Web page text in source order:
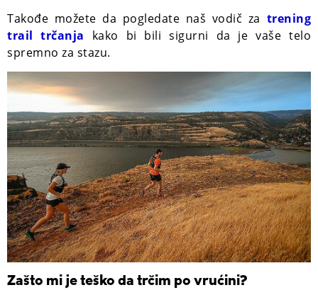
Takođe možete da pogledate naš vodič za trening
trail trčanja kako bi bili sigurni da je vaše telo
spremno za stazu.
Zašto mi je teško da trčim po vrućini?